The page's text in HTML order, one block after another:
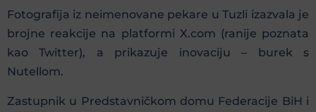
Fotografija iz neimenovane pekare u Tuzli izazvala je
brojne reakcije na platformi X.com (ranije poznata
kao Twitter), a prikazuje inovaciju – burek s
Nutellom.
Zastupnik u Predstavničkom domu Federacije BiH i